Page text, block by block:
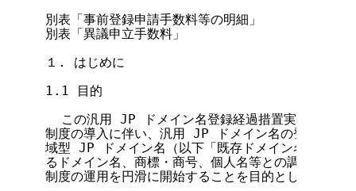
別表「事前登録申請手数料等の明細」
別表「異議申立手数料」
１. はじめに
1.1 目的
この汎用 JP ドメイン名登録経過措置実施要綱は
制度の導入に伴い、汎用 JP ドメイン名の登録と、
域型 JP ドメイン名（以下「既存ドメイン名」とい
るドメイン名、商標・商号、個人名等との調整をは
制度の運用を円滑に開始することを目的とします。